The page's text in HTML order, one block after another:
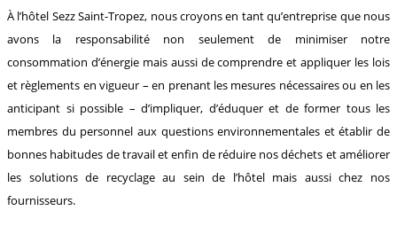
À l’hôtel Sezz Saint-Tropez, nous croyons en tant qu’entreprise que nous
avons la responsabilité non seulement de minimiser notre
consommation d’énergie mais aussi de comprendre et appliquer les lois
et règlements en vigueur – en prenant les mesures nécessaires ou en les
anticipant si possible – d’impliquer, d’éduquer et de former tous les
membres du personnel aux questions environnementales et établir de
bonnes habitudes de travail et enfin de réduire nos déchets et améliorer
les solutions de recyclage au sein de l’hôtel mais aussi chez nos
fournisseurs.